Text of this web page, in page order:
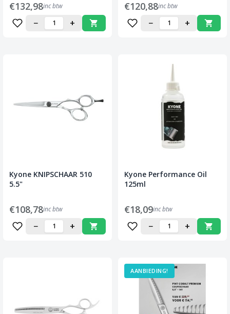
€132,98inc btw
− +
€120,88inc btw
− +
Kyone KNIPSCHAAR 510
5.5"
€108,78inc btw
− +
Kyone Performance Oil
125ml
€18,09inc btw
− +
AANBIEDING!